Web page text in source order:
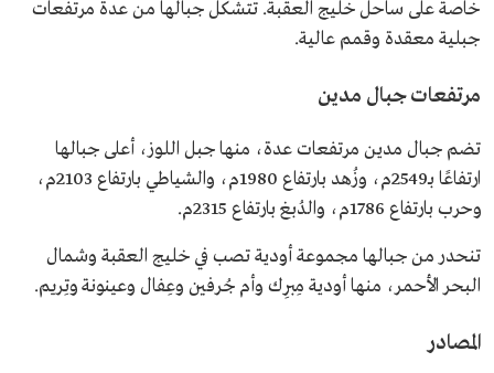
خاصة على ساحل خليج العقبة. تتشكل جبالها من عدة مرتفعات
جبلية معقدة وقمم عالية.
مرتفعات جبال مدين
تضم جبال مدين مرتفعات عدة، منها جبل اللوز، أعلى جبالها
ارتفاعًا بـ2549م، وزُهد بارتفاع 1980م، والشياطي بارتفاع 2103م،
وحرب بارتفاع 1786م، والدُبغ بارتفاع 2315م.
تنحدر من جبالها مجموعة أودية تصب في خليج العقبة وشمال
البحر الأحمر، منها أودية مِبرِك وأم جُرفين وعِفال وعينونة وتِريم.
المصادر